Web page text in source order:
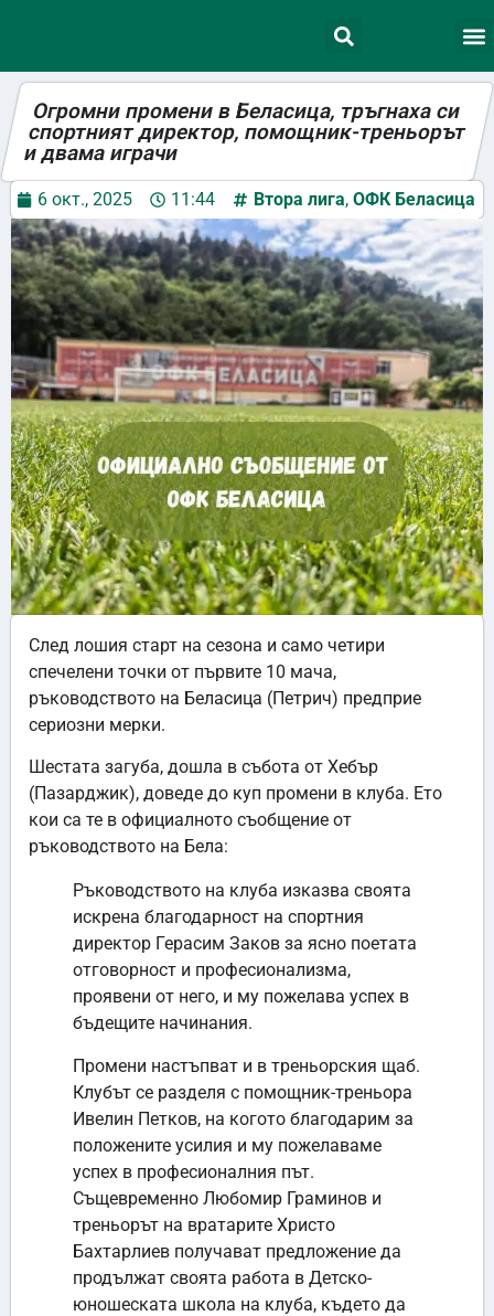
Огромни промени в Беласица, тръгнаха си
спортният директор, помощник-треньорът
и двама играчи
6 окт., 2025 11:44 Втора лига, ОФК Беласица
След лошия старт на сезона и само четири
спечелени точки от първите 10 мача,
ръководството на Беласица (Петрич) предприе
сериозни мерки.
Шестата загуба, дошла в събота от Хебър
(Пазарджик), доведе до куп промени в клуба. Ето
кои са те в официалното съобщение от
ръководството на Бела:
Ръководството на клуба изказва своята
искрена благодарност на спортния
директор Герасим Заков за ясно поетата
отговорност и професионализма,
проявени от него, и му пожелава успех в
бъдещите начинания.
Промени настъпват и в треньорския щаб.
Клубът се разделя с помощник-треньора
Ивелин Петков, на когото благодарим за
положените усилия и му пожелаваме
успех в професионалния път.
Същевременно Любомир Граминов и
треньорът на вратарите Христо
Бахтарлиев получават предложение да
продължат своята работа в Детско-
юношеската школа на клуба, където да